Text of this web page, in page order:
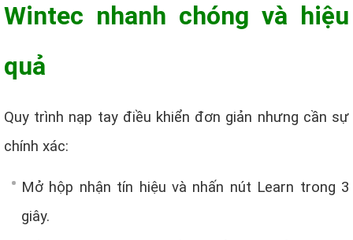
Wintec nhanh chóng và hiệu
quả
Quy trình nạp tay điều khiển đơn giản nhưng cần sự
chính xác:
Mở hộp nhận tín hiệu và nhấn nút Learn trong 3
giây.